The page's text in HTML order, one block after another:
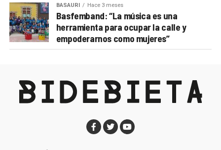
BASAURI Hace 3 meses
Basfemband: “La música es una
herramienta para ocupar la calle y
empoderarnos como mujeres”